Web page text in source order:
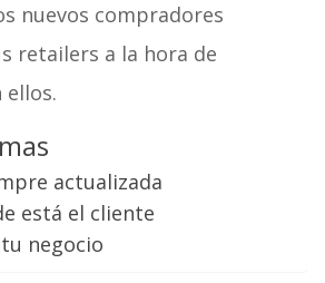
nuevos compradores
retailers a la hora de
ellos.
actualizada
está el cliente
negocio